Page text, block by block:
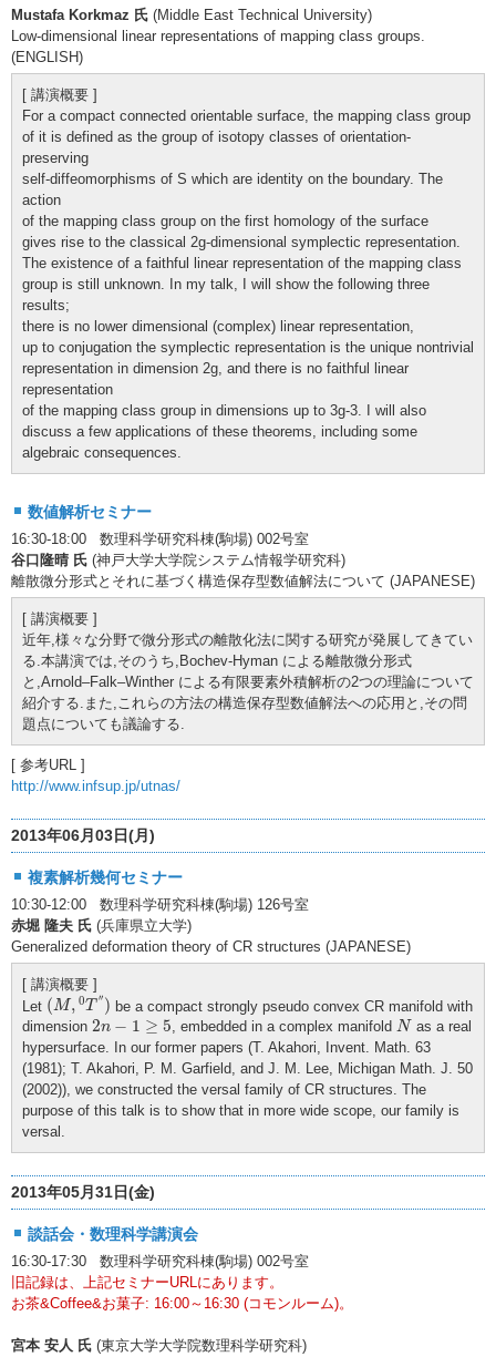
Mustafa Korkmaz 氏 (Middle East Technical University)
Low-dimensional linear representations of mapping class groups.
(ENGLISH)
[ 講演概要 ]
For a compact connected orientable surface, the mapping class group
of it is defined as the group of isotopy classes of orientation-
preserving
self-diffeomorphisms of S which are identity on the boundary. The
action
of the mapping class group on the first homology of the surface
gives rise to the classical 2g-dimensional symplectic representation.
The existence of a faithful linear representation of the mapping class
group is still unknown. In my talk, I will show the following three
results;
there is no lower dimensional (complex) linear representation,
up to conjugation the symplectic representation is the unique nontrivial
representation in dimension 2g, and there is no faithful linear
representation
of the mapping class group in dimensions up to 3g-3. I will also
discuss a few applications of these theorems, including some
algebraic consequences.
数値解析セミナー
16:30-18:00 数理科学研究科棟(駒場) 002号室
谷口隆晴 氏 (神戸大学大学院システム情報学研究科)
離散微分形式とそれに基づく構造保存型数値解法について (JAPANESE)
[ 講演概要 ]
近年,様々な分野で微分形式の離散化法に関する研究が発展してきてい
る.本講演では,そのうち,Bochev-Hyman による離散微分形式
と,Arnold–Falk–Winther による有限要素外積解析の2つの理論について
紹介する.また,これらの方法の構造保存型数値解法への応用と,その問
題点についても議論する.
[ 参考URL ]
http://www.infsup.jp/utnas/
2013年06月03日(月)
複素解析幾何セミナー
10:30-12:00 数理科学研究科棟(駒場) 126号室
赤堀 隆夫 氏 (兵庫県立大学)
Generalized deformation theory of CR structures (JAPANESE)
[ 講演概要 ]
Let (M, 0T
′′ )
(M,0T″)
be a compact strongly pseudo convex CR manifold with
dimension 2n − 1 ≥ 5
2 n ≥ , embedded in a complex manifoldN
N as a real
hypersurface. In our former papers (T. Akahori, Invent. Math. 63
(1981); T. Akahori, P. M. Garfield, and J. M. Lee, Michigan Math. J. 50
(2002)), we constructed the versal family of CR structures. The
purpose of this talk is to show that in more wide scope, our family is
versal.
2013年05月31日(金)
談話会・数理科学講演会
16:30-17:30 数理科学研究科棟(駒場) 002号室
旧記録は、上記セミナーURLにあります。
お茶&Coffee&お菓子: 16:00～16:30 (コモンルーム)。
宮本 安人 氏 (東京大学大学院数理科学研究科)